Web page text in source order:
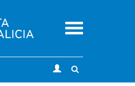
Menu
search